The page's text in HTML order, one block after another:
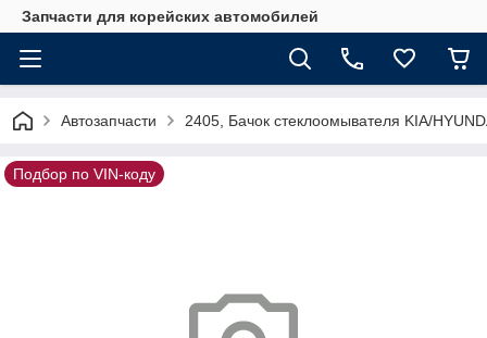
Запчасти для корейских автомобилей
Автозапчасти 2405, Бачок стеклоомывателя KIA/
Подбор по VIN-коду